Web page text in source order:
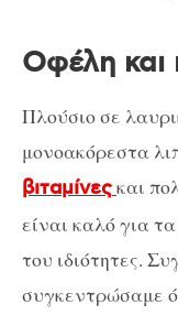
Οφέλη και
Πλούσιο σε
μονοακόρεστα
βιταμίνεςκαι
είναι καλό για
του ιδιότητες.
συγκεντρώσαμε